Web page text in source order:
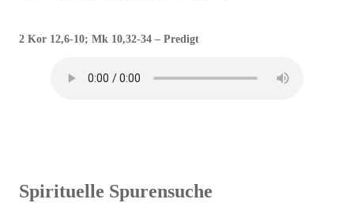
2 Kor 12,6-10; Mk 10,32-34 – Predigt
Spirituelle Spurensuche